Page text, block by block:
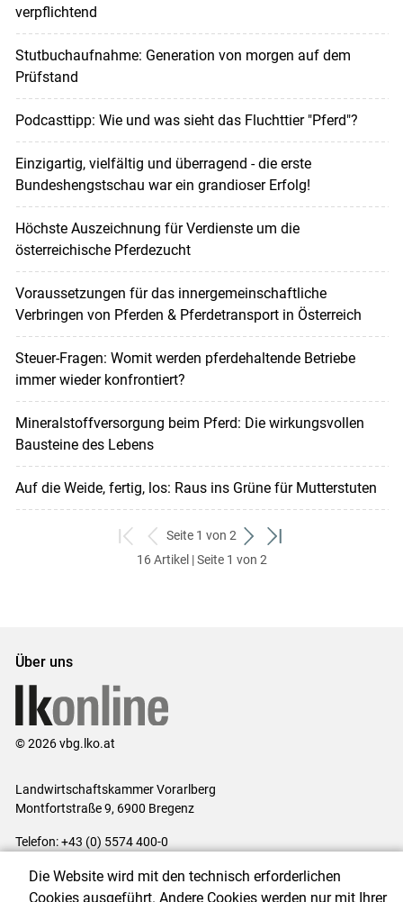
verpflichtend
Stutbuchaufnahme: Generation von morgen auf dem
Prüfstand
Podcasttipp: Wie und was sieht das Fluchttier "Pferd"?
Einzigartig, vielfältig und überragend - die erste
Bundeshengstschau war ein grandioser Erfolg!
Höchste Auszeichnung für Verdienste um die
österreichische Pferdezucht
Voraussetzungen für das innergemeinschaftliche
Verbringen von Pferden & Pferdetransport in Österreich
Steuer-Fragen: Womit werden pferdehaltende Betriebe
immer wieder konfrontiert?
Mineralstoffversorgung beim Pferd: Die wirkungsvollen
Bausteine des Lebens
Auf die Weide, fertig, los: Raus ins Grüne für Mutterstuten
zum
ersten
zurück
zum
Seite 1 von 2
weiter
zum
zum
16 Artikel | Seite 1 von 2
Über uns
© 2026 vbg.lko.at
Landwirtschaftskammer Vorarlberg
Montfortstraße 9, 6900 Bregenz
Telefon: +43 (0) 5574 400-0
Impressum|Kontakt|Datenschutzerklärung|Barrierefreiheit|
Die Website wird mit den technisch erforderlichen
Cookies ausgeführt. Andere Cookies werden nur mit Ihrer